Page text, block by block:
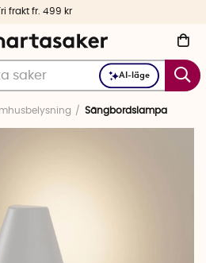
AI-läge
Personlig service – före och efter köp
Sängbordslampa